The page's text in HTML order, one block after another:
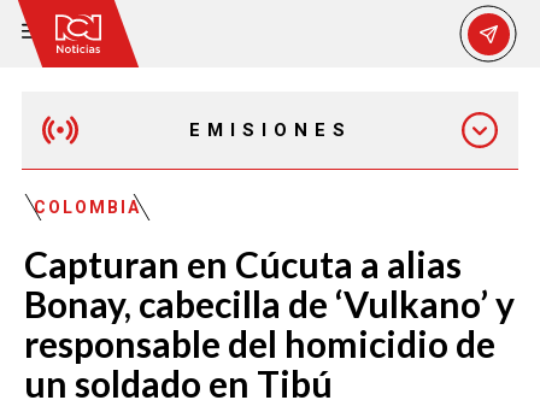
EMISIONES
EMISIÓN 12:30 PM
EMISIÓN 7:00 PM
COLOMBIA
Capturan en Cúcuta a alias
Bonay, cabecilla de ‘Vulkano’ y
responsable del homicidio de
un soldado en Tibú